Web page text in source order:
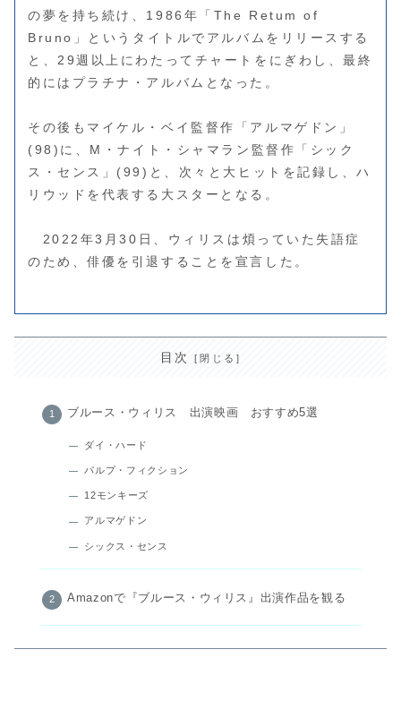
の夢を持ち続け、1986年「The Retum of
Bruno」というタイトルでアルバムをリリースする
と、29週以上にわたってチャートをにぎわし、最終
的にはプラチナ・アルバムとなった。
その後もマイケル・ベイ監督作「アルマゲドン」
(98)に、M・ナイト・シャマラン監督作「シック
ス・センス」(99)と、次々と大ヒットを記録し、ハ
リウッドを代表する大スターとなる。
2022年3月30日、ウィリスは煩っていた失語症
のため、俳優を引退することを宣言した。
目次
ブルース・ウィリス 出演映画 おすすめ5選
ダイ・ハード
パルプ・フィクション
12モンキーズ
アルマゲドン
シックス・センス
Amazonで『ブルース・ウィリス』出演作品を観る